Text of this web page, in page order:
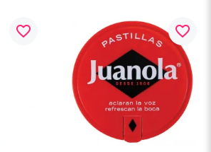
favorite_border favorite_border